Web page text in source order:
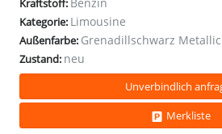
Nav
3ZClim
Nav
3ZClim
Nav
3ZClim
Nav
3ZClim
Kraftstoff:
Kategorie: Limousine
Außenfarbe: Grenadillschwarz Metallic
Zustand: neu
Unverbindlich
Merkliste